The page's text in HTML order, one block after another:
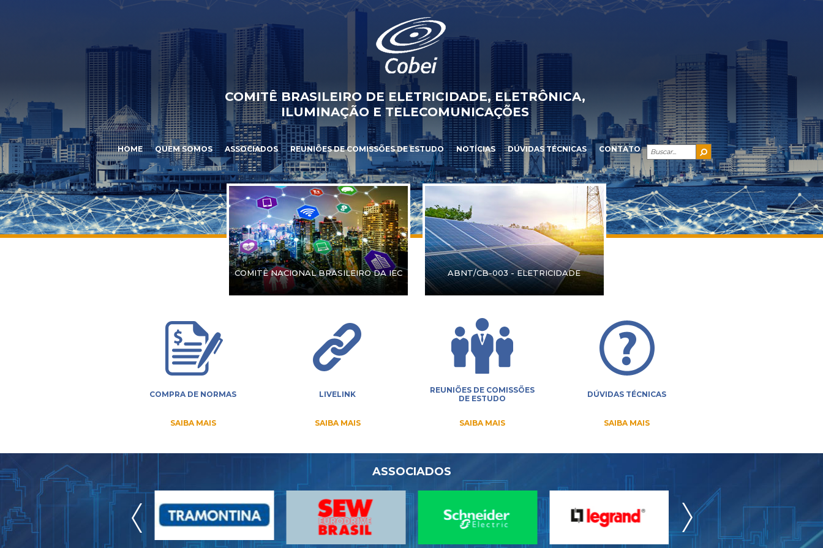
COMITÊ BRASILEIRO DE ELETRICIDADE, ELETRÔNICA,
ILUMINAÇÃO E TELECOMUNICAÇÕES
HOME QUEM SOMOS ASSOCIADOS REUNIÕES DE COMISSÕES DE ESTUDO NOTÍCIAS DÚVIDAS TÉCNICAS CONTATO
COMITÊ NACIONAL BRASILEIRO DA IEC ABNT/CB-003 - ELETRICIDADE
COMPRA DE NORMAS
SAIBA MAIS
LIVELINK
SAIBA MAIS
REUNIÕES DE COMISSÕES
DE ESTUDO
SAIBA MAIS
DÚVIDAS TÉCNICAS
SAIBA MAIS
ASSOCIADOS